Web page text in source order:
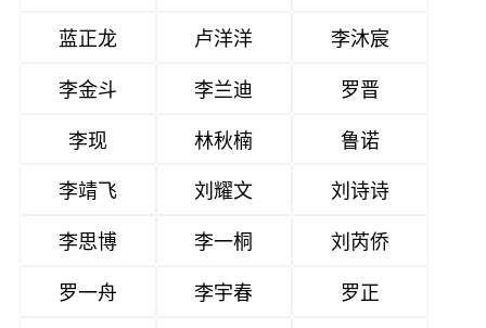
蓝正龙
卢洋洋
李沐宸
李金斗
李兰迪
罗晋
李现
林秋楠
鲁诺
李靖飞
刘耀文
刘诗诗
李思博
李一桐
刘芮侨
罗一舟
李宇春
罗正